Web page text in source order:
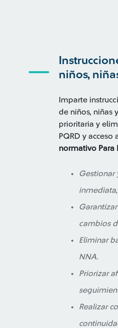
niños,
Imparte
de niños, niñas
prioritaria y
PQRD y
normativo Para
Gestionar
cambios
Eliminar
NNA.
Priorizar
Realizar